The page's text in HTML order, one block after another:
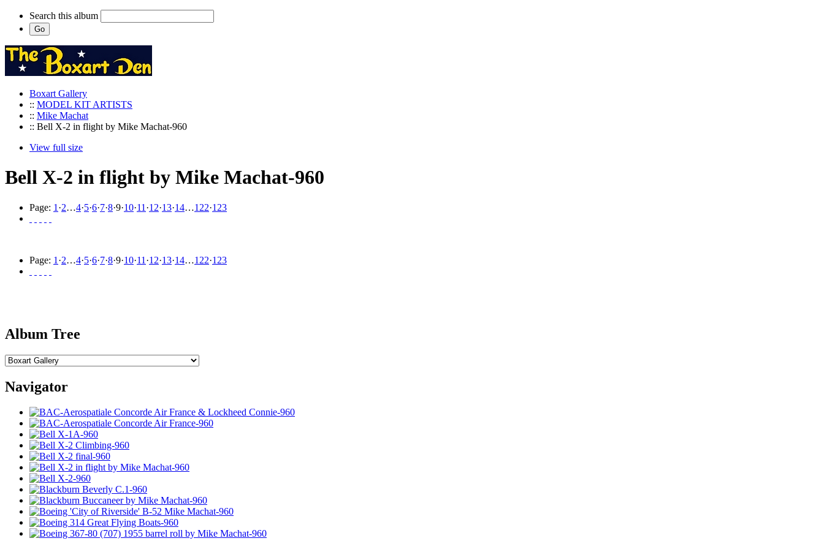
Search this album
Boxart Gallery
:: MODEL KIT ARTISTS
:: Mike Machat
:: Bell X-2 in flight by Mike Machat-960
View full size
Bell X-2 in flight by Mike Machat-960
Page: 1 ·2…4·5·6·7·8·9·10·11 ·12·13·14…122·123
Page: 1 ·2…4·5·6·7·8·9·10·11 ·12·13·14…122·123
Album Tree
Navigator